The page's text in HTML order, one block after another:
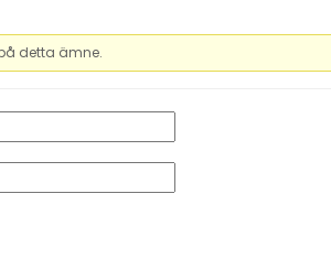
detta ämne.